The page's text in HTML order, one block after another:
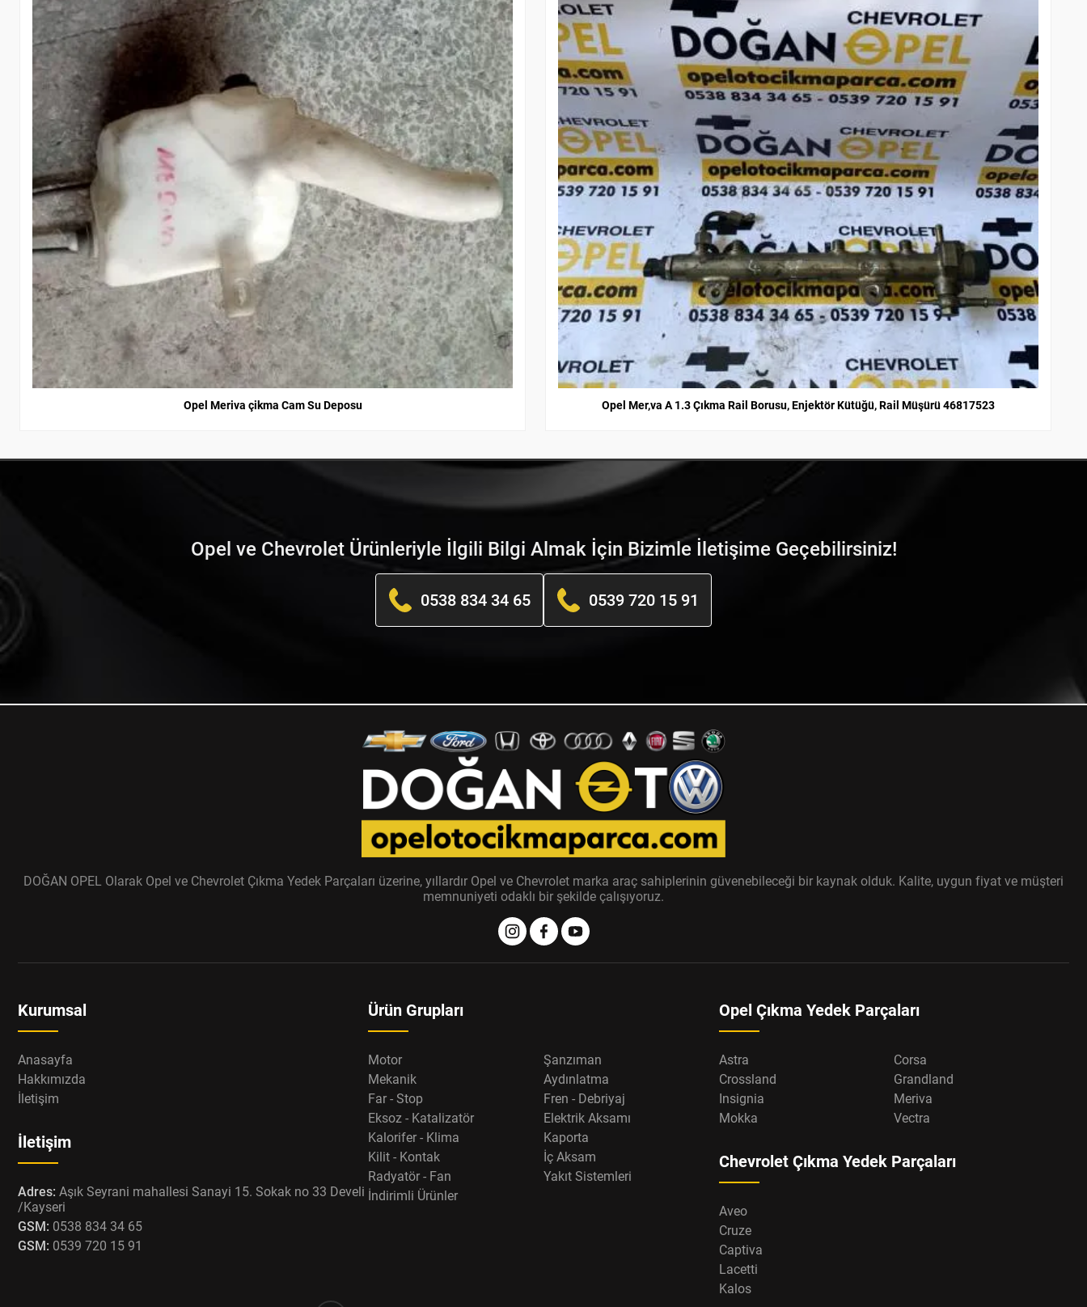
Opel Meriva çikma Cam Su Deposu Opel Mer,va A 1.3 Çıkma Rail Borusu, Enjektör Kütüğü, Rail Müşürü 46817523
Opel ve Chevrolet Ürünleriyle İlgili Bilgi Almak İçin Bizimle İletişime Geçebilirsiniz!
0538 834 34 65 0539 720 15 91
DOĞAN OPEL Olarak Opel ve Chevrolet Çıkma Yedek Parçaları üzerine, yıllardır Opel ve Chevrolet marka araç sahiplerinin güvenebileceği bir kaynak olduk. Kalite, uygun fiyat ve müşteri
memnuniyeti odaklı bir şekilde çalışıyoruz.
Kurumsal
Anasayfa
Hakkımızda
İletişim
İletişim
Adres: Aşık Seyrani mahallesi Sanayi 15. Sokak no 33 Develi
/Kayseri
GSM: 0538 834 34 65
GSM: 0539 720 15 91
Ürün Grupları
Motor
Şanzıman
Mekanik
Aydınlatma
Far - Stop
Fren - Debriyaj
Eksoz - Katalizatör
Elektrik Aksamı
Kalorifer - Klima
Kaporta
Kilit - Kontak
İç Aksam
Radyatör - Fan
Yakıt Sistemleri
İndirimli Ürünler
Opel Çıkma Yedek Parçaları
Astra
Corsa
Crossland
Grandland
Insignia
Meriva
Mokka
Vectra
Chevrolet Çıkma Yedek Parçaları
Aveo
Cruze
Captiva
Lacetti
Kalos